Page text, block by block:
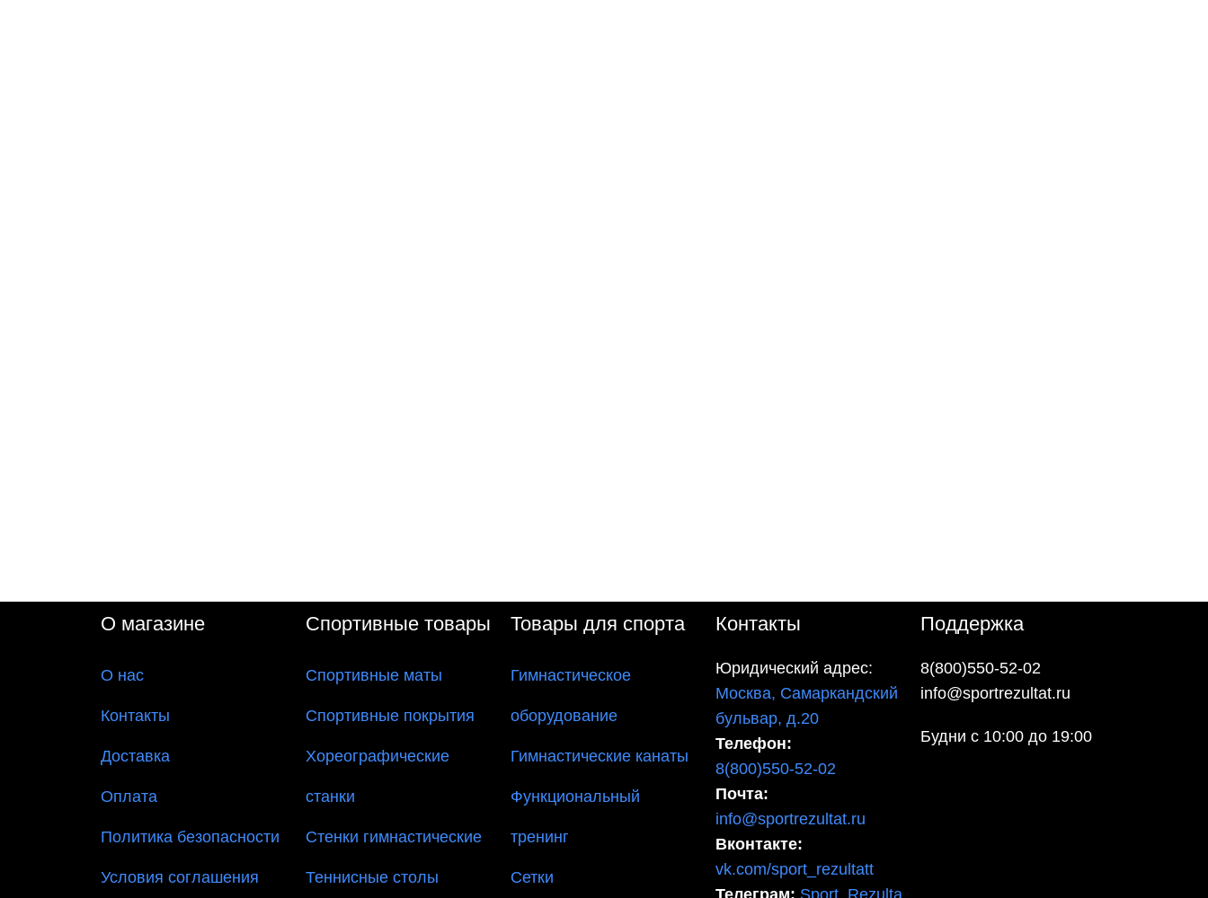
О магазине
О нас
Контакты
Доставка
Оплата
Политика безопасности
Условия соглашения
Спортивные товары
Спортивные маты
Спортивные покрытия
Хореографические
станки
Стенки гимнастические
Теннисные столы
Товары для спорта
Гимнастическое
оборудование
Гимнастические канаты
Функциональный
тренинг
Сетки
Контакты
Юридический адрес:
Москва, Самаркандский
бульвар, д.20
Телефон:
8(800)550-52-02
Почта:
info@sportrezultat.ru
Вконтакте:
vk.com/sport_rezultatt
Телеграм: Sport_Rezulta
Поддержка
8(800)550-52-02
info@sportrezultat.ru
Будни с 10:00 до 19:00